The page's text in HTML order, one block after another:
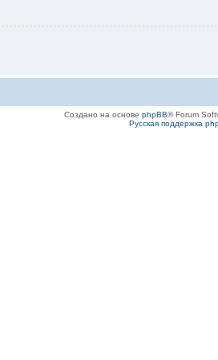
Создано на основе phpBB® Forum
Русская поддержка